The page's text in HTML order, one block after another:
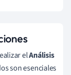
elAnálisis
son esenciales